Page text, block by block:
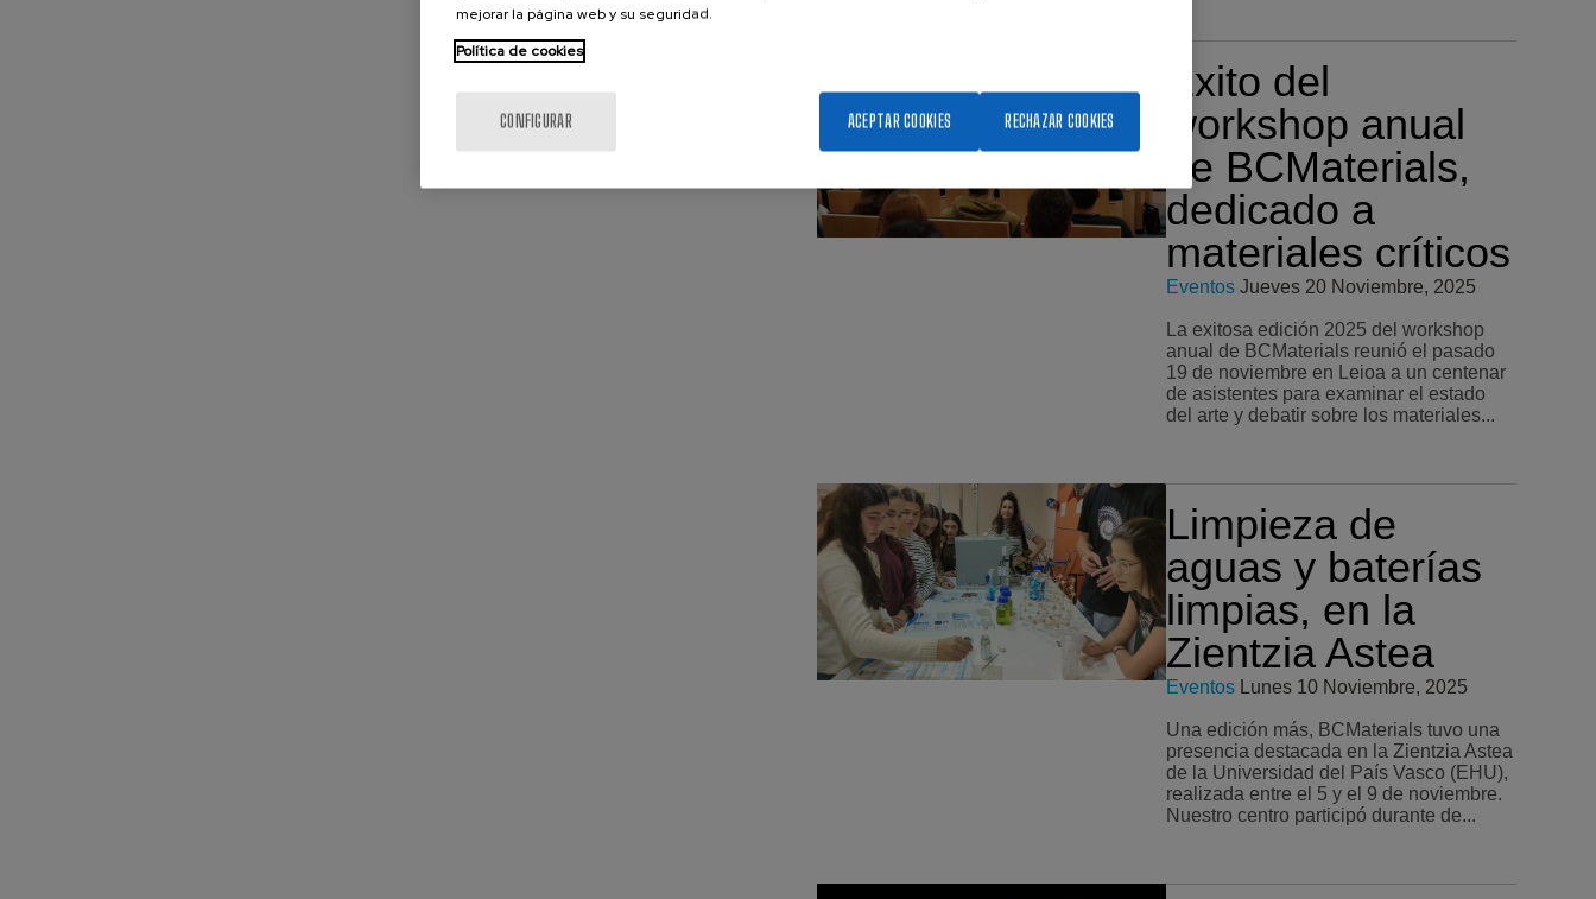
Éxito del
workshop anual
de BCMaterials,
dedicado a
materiales críticos
Eventos Jueves 20 Noviembre, 2025
La exitosa edición 2025 del workshop
anual de BCMaterials reunió el pasado
19 de noviembre en Leioa a un centenar
de asistentes para examinar el estado
del arte y debatir sobre los materiales...
Limpieza de
aguas y baterías
limpias, en la
Zientzia Astea
Eventos Lunes 10 Noviembre, 2025
Una edición más, BCMaterials tuvo una
presencia destacada en la Zientzia Astea
de la Universidad del País Vasco (EHU),
realizada entre el 5 y el 9 de noviembre.
Nuestro centro participó durante de...
mejorar la página web y su seguridad.
Política de cookies
CONFIGURAR RECHAZAR COOKIES
ACEPTAR COOKIES